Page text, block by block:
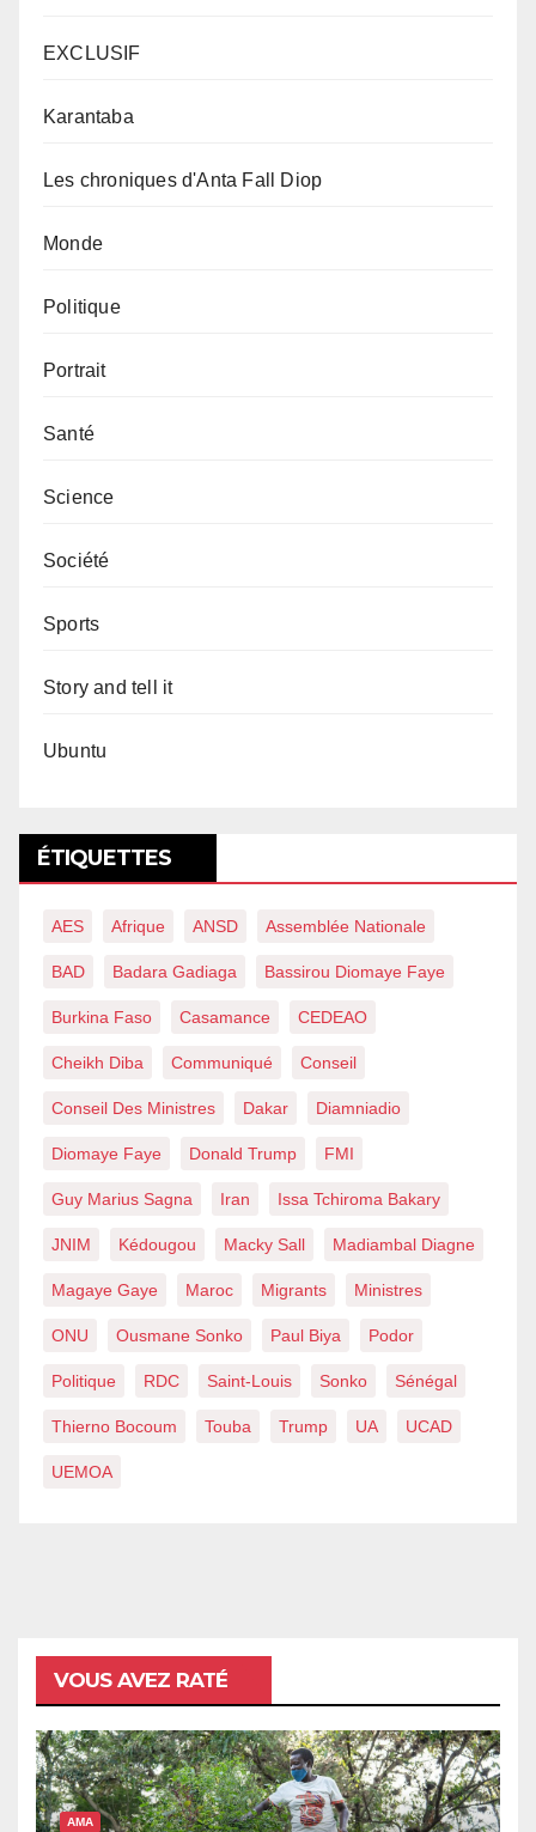
EXCLUSIF
Karantaba
Les chroniques d'Anta Fall Diop
Monde
Politique
Portrait
Santé
Science
Société
Sports
Story and tell it
Ubuntu
ÉTIQUETTES
AES Afrique ANSD Assemblée Nationale
BAD Badara Gadiaga Bassirou Diomaye Faye
Burkina Faso Casamance CEDEAO
Cheikh Diba Communiqué Conseil
Conseil Des Ministres Dakar Diamniadio
Diomaye Faye Donald Trump FMI
Guy Marius Sagna Iran Issa Tchiroma Bakary
JNIM Kédougou Macky Sall Madiambal Diagne
Magaye Gaye Maroc Migrants Ministres
ONU Ousmane Sonko Paul Biya Podor
Politique RDC Saint-Louis Sonko Sénégal
Thierno Bocoum Touba Trump UA UCAD
UEMOA
VOUS AVEZ RATÉ
AMA